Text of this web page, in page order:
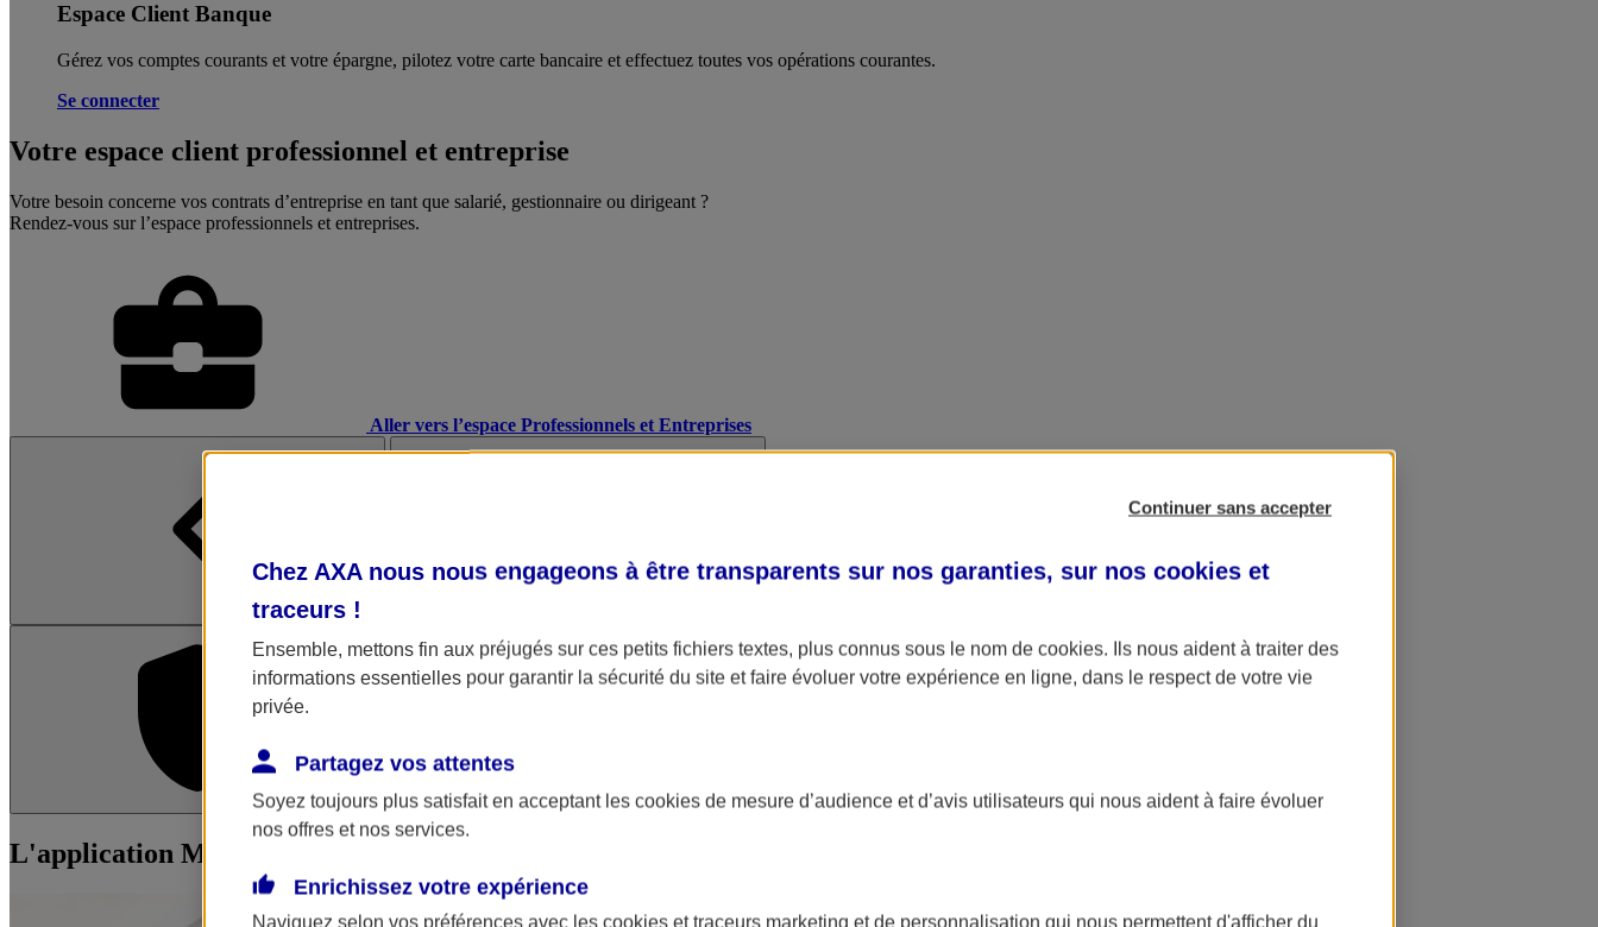
Espace Client Banque
Gérez vos comptes courants et votre épargne, pilotez votre carte bancaire et effectuez toutes vos opérations courantes.
Se connecter
Votre espace client professionnel et entreprise
Votre besoin concerne vos contrats d’entreprise en tant que salarié, gestionnaire ou dirigeant ?
Rendez-vous sur l’espace professionnels et entreprises.
Aller vers l’espace Professionnels et Entreprises
L'application Mon AXA Assurance L'application AXA Banque
L'application Mon AXA Assurance, tous vos contrats en poche !
Continuer sans accepter
Chez AXA nous nous engageons à être transparents sur nos garanties, sur nos cookies et
traceurs !
Ensemble, mettons fin aux préjugés sur ces petits fichiers textes, plus connus sous le nom de cookies. Ils nous aident à traiter des
informations essentielles pour garantir la sécurité du site et faire évoluer votre expérience en ligne, dans le respect de votre vie
privée.
Partagez vos attentes
Soyez toujours plus satisfait en acceptant les cookies de mesure d’audience et d’avis utilisateurs qui nous aident à faire évoluer
nos offres et nos services.
Enrichissez votre expérience
Naviguez selon vos préférences avec les cookies et traceurs marketing et de personnalisation qui nous permettent d'afficher du